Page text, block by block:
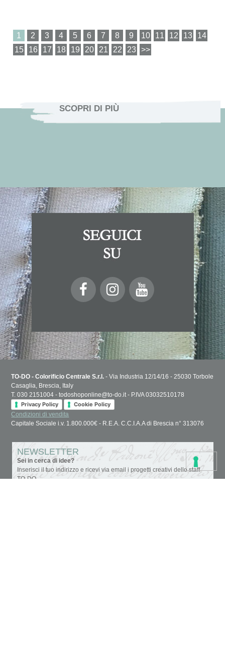
1
SCOPRI DI PIÙ
TO-DO - Colorificio Centrale S.r.l. - Via Industria 12/14/16 - 25030 Torbole
Casaglia, Brescia, Italy
T. 030 2151004 - todoshoponline@to-do.it - P.IVA 03032510178
Privacy Policy
Cookie Policy
Condizioni di vendita
Capitale Sociale i.v. 1.800.000€ - R.E.A. C.C.I.A.A di Brescia n° 313076
NEWSLETTER
Sei in cerca di idee?
Inserisci il tuo indirizzo e ricevi via email i progetti creativi dello staff
TO-DO.